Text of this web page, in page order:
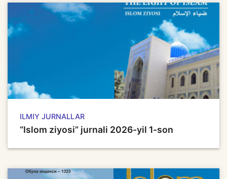
ILMIY JURNALLAR
“Islom ziyosi” jurnali 2026-yil 1-son